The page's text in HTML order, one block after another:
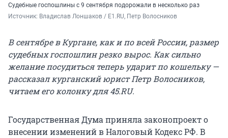
Судебные госпошлины с 9 сентября подорожали в несколько раз
Источник: Владислав Лоншаков / E1.RU, Петр Волосников
В сентябре в Кургане, как и по всей России, размер
судебных госпошлин резко вырос. Как сильно
желание посудиться теперь ударит по кошельку —
рассказал курганский юрист Петр Волосников,
читаем его колонку для 45.RU.
Государственная Дума приняла законопроект о
внесении изменений в Налоговый Кодекс РФ. В